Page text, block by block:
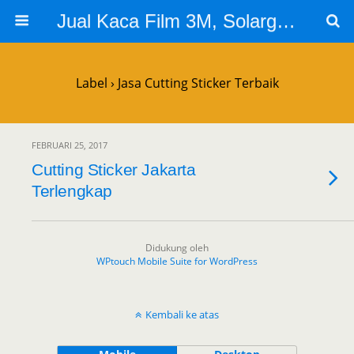
Jual Kaca Film 3M, Solargard, Cutting Sticker Sandblast
Label › Jasa Cutting Sticker Terbaik
FEBRUARI 25, 2017
Cutting Sticker Jakarta
Terlengkap
Didukung oleh
WPtouch Mobile Suite for WordPress
Kembali ke atas